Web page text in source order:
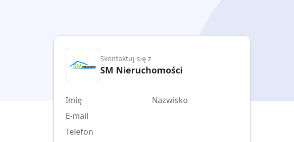
Skontaktuj się z
SM Nieruchomości